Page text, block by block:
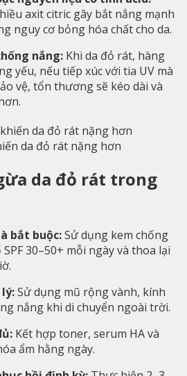
axit citric gây bắt nắng mạnh
nguy cơ bỏng hóa chất cho da.
nắng: Khi da đỏ rát, hàng
yếu, nếu tiếp xúc với tia UV mà
vệ, tổn thương sẽ kéo dài và
da đỏ rát nặng hơn
da đỏ rát trong
bắt buộc:Sử dụng kem chống
30–50+ mỗi ngày và thoa lại
Sử dụng mũ rộng vành, kính
nắng khi di chuyển ngoài trời.
Kết hợp toner, serum HA và
ẩm hằng ngày.